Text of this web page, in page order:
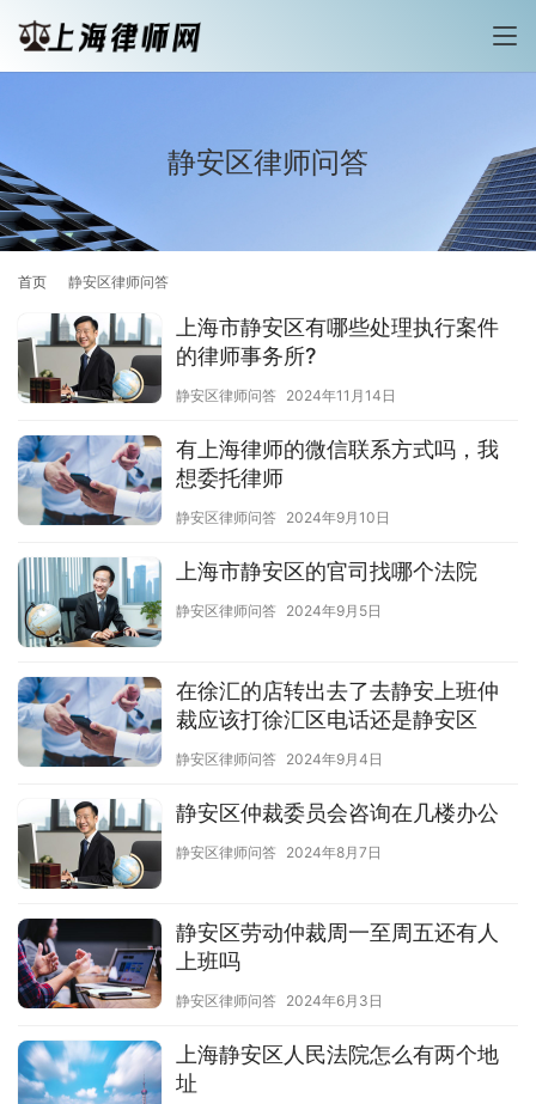
静安区律师问答
首页 静安区律师问答
上海市静安区有哪些处理执行案件
的律师事务所?
静安区律师问答 2024年11月14日
有上海律师的微信联系方式吗，我
想委托律师
静安区律师问答 2024年9月10日
上海市静安区的官司找哪个法院
静安区律师问答 2024年9月5日
在徐汇的店转出去了去静安上班仲
裁应该打徐汇区电话还是静安区
静安区律师问答 2024年9月4日
静安区仲裁委员会咨询在几楼办公
静安区律师问答 2024年8月7日
静安区劳动仲裁周一至周五还有人
上班吗
静安区律师问答 2024年6月3日
上海静安区人民法院怎么有两个地
址